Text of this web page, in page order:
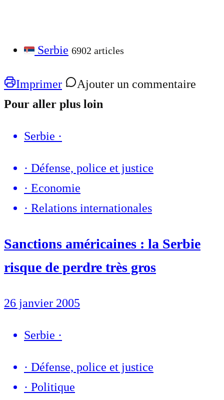
Serbie 6902 articles
Imprimer
Ajouter un commentaire
Pour aller plus loin
Serbie ·
· Défense, police et justice
· Economie
· Relations internationales
Sanctions américaines : la Serbie
risque de perdre très gros
26 janvier 2005
Serbie ·
· Défense, police et justice
· Politique